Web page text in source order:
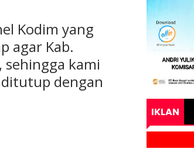
Kodim yang
agar Kab.
sehingga kami
dengan
IKLAN